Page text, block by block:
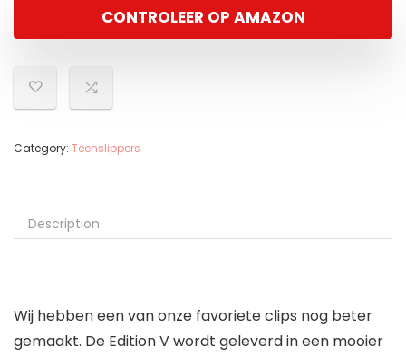
CONTROLEER OP AMAZON
Category: Teenslippers
Description
Wij hebben een van onze favoriete clips nog beter
gemaakt. De Edition V wordt geleverd in een mooier